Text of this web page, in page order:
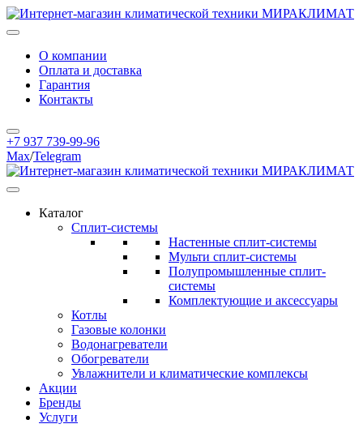
О компании
Оплата и доставка
Гарантия
Контакты
+7 937 739-99-96
Max/Telegram
Каталог
Сплит-системы
Настенные сплит-системы
Мульти сплит-системы
Полупромышленные сплит-
системы
Комплектующие и аксессуары
Котлы
Газовые колонки
Водонагреватели
Обогреватели
Увлажнители и климатические комплексы
Акции
Бренды
Услуги